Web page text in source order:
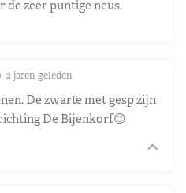
de zeer puntige neus.
2 jaren geleden
De zwarte met gesp zijn
De Bijenkorf😉